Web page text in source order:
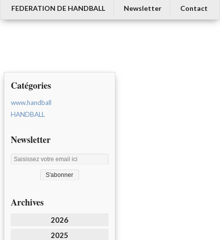
FEDERATION DE HANDBALL
Newsletter Contact
Catégories
www.handball
HANDBALL
Newsletter
Archives
2026
2025